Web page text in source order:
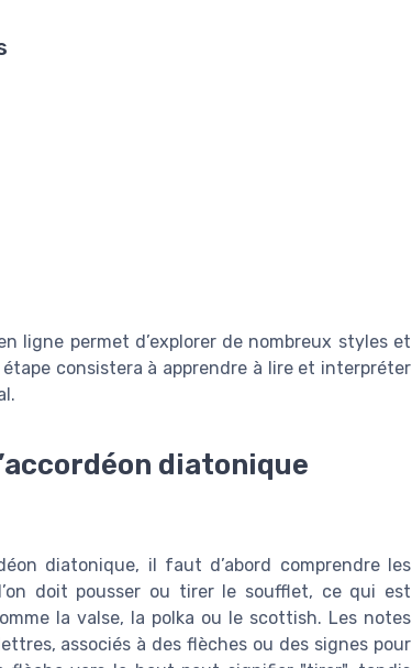
ligne permet d’explorer de nombreux styles et
consistera à apprendre à lire et interpréter
diatonique
diatonique, il faut d’abord comprendre les
doit pousser ou tirer le soufflet, ce qui est
la valse, la polka ou le scottish. Les notes
associés à des flèches ou des signes pour